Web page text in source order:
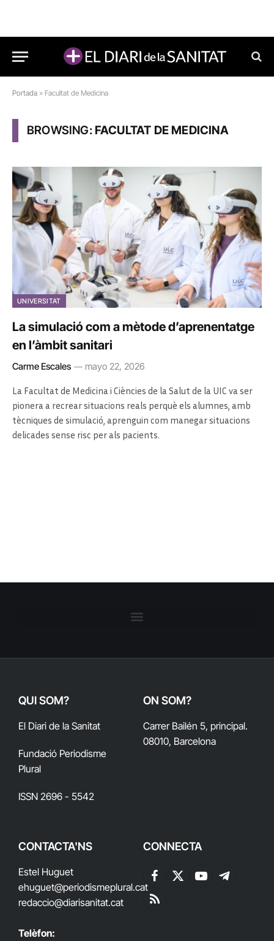
Portada » Facultat de Medicina
BROWSING:FACULTAT DE MEDICINA
UNIVERSITAT
La simulació com a mètode d’aprenentatge
en l’àmbit sanitari
Carme Escales mayo 22, 2026
La Facultat de Medicina i Ciències de la Salut de la UIC va ser
pionera a recrear situacions reals perquè els alumnes, amb
tècniques de simulació, aprenguin com manegar situacions
delicades sense risc per als pacients.
QUI SOM?
El Diari de la Sanitat
Fundació Periodisme
Plural
ISSN 2696 - 5542
ON SOM?
Carrer Bailén 5, principal.
08010, Barcelona
CONTACTA'NS
Estel Huguet
ehuguet@periodismeplural.cat
redaccio@diarisanitat.cat
Telèfon:
CONNECTA
Facebook
X
YouTubeTelegram
RSS